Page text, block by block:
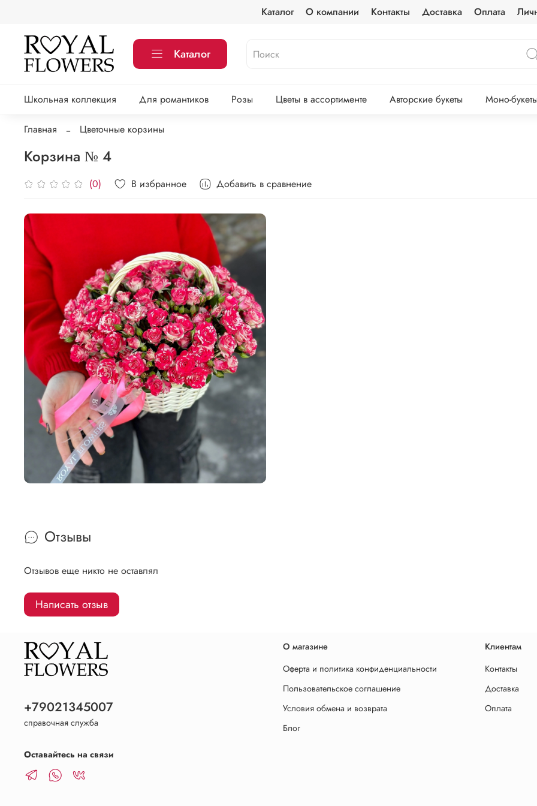
Каталог О компании Контакты Доставка Оплата
Каталог
Школьная коллекция Для романтиков Розы Цветы в ассортименте Авторские букеты Моно-
Главная Цветочные корзины
Корзина № 4
(0) В избранное Добавить в сравнение
Отзывы
Отзывов еще никто не оставлял
Написать отзыв
О магазине
Оферта и политика конфиденциальности
Пользовательское соглашение
Условия обмена и возврата
Блог
Клиентам
Контакты
Доставка
Оплата
+79021345007
справочная служба
Оставайтесь на связи